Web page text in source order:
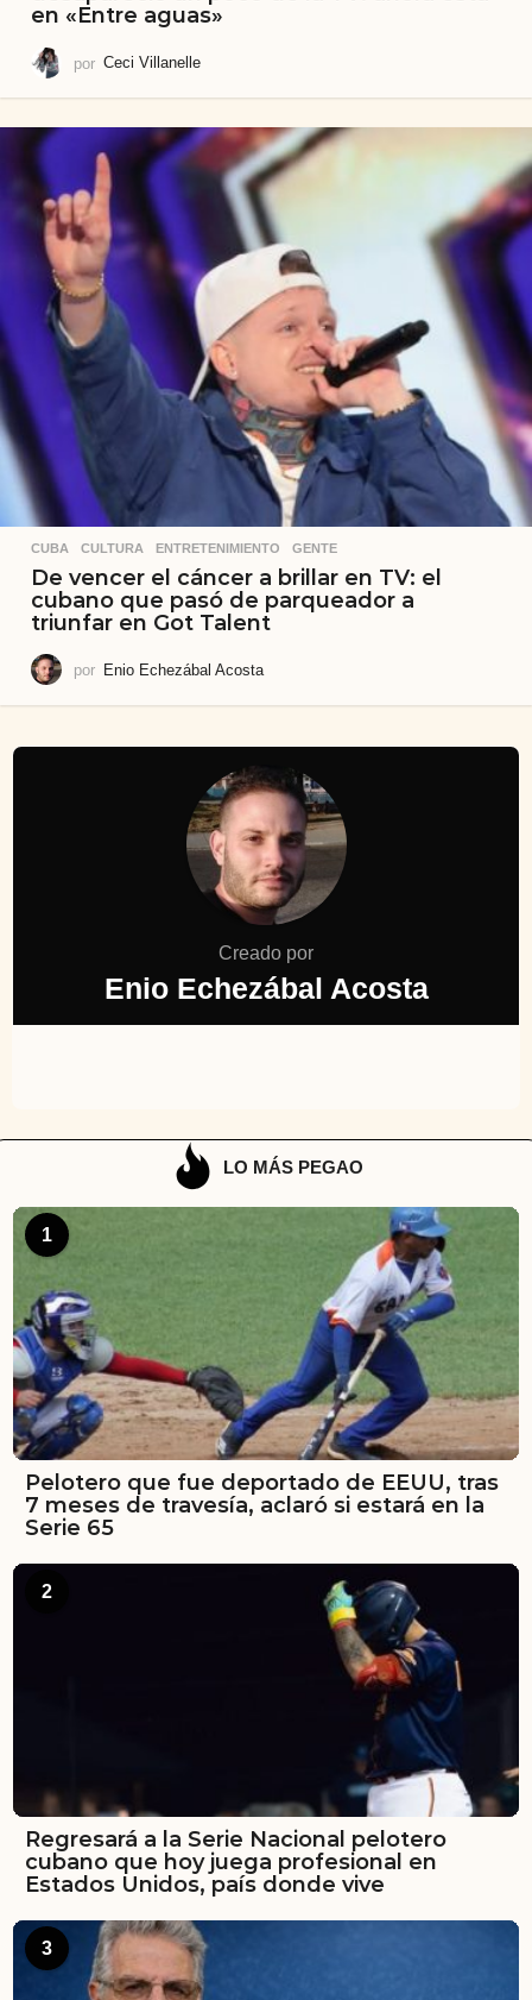
en «Entre aguas»
por Ceci Villanelle
CUBA ,CULTURA ,ENTRETENIMIENTO ,GENTE
De vencer el cáncer a brillar en TV: el
cubano que pasó de parqueador a
triunfar en Got Talent
por Enio Echezábal Acosta
Creado por
Enio Echezábal Acosta
LO MÁS PEGAO
1
Pelotero que fue deportado de EEUU, tras
7 meses de travesía, aclaró si estará en la
Serie 65
2
Regresará a la Serie Nacional pelotero
cubano que hoy juega profesional en
Estados Unidos, país donde vive
3